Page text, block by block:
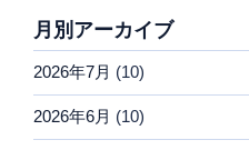
月別アーカイブ
2026年7月 (10)
2026年6月 (10)